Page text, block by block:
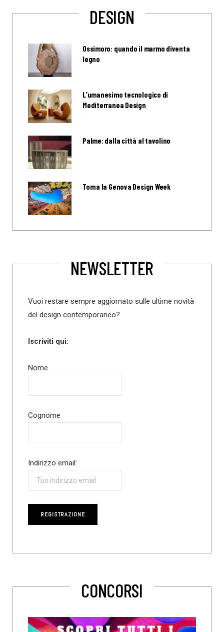
DESIGN
Ossimoro: quando il marmo diventa
legno
L’umanesimo tecnologico di
Mediterranea Design
Palme: dalla città al tavolino
Torna la Genova Design Week
NEWSLETTER
Vuoi restare sempre aggiornato sulle ultime novità
del design contemporaneo?
Iscriviti qui:
Nome
Cognome
Indirizzo email:
CONCORSI